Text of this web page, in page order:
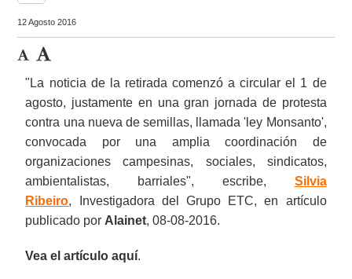
12 Agosto 2016
"La noticia de la retirada comenzó a circular el 1 de
agosto, justamente en una gran jornada de protesta
contra una nueva de semillas, llamada 'ley Monsanto',
convocada por una amplia coordinación de
organizaciones campesinas, sociales, sindicatos,
ambientalistas, barriales", escribe, Silvia
Ribeiro, Investigadora del Grupo ETC, en artículo
publicado por Alainet, 08-08-2016.
Vea el artículo aquí.